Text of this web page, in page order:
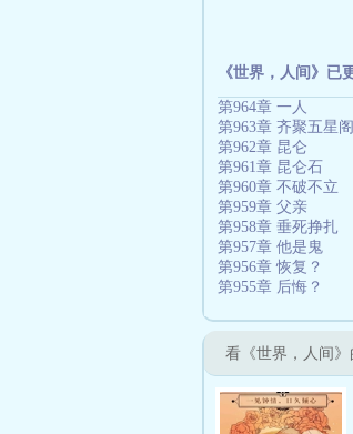
《世界，人间》已
第964章 一人
第963章 齐聚五星阁
第962章 昆仑
第961章 昆仑石
第960章 不破不立
第959章 父亲
第958章 垂死挣扎
第957章 他是鬼
第956章 恢复？
第955章 后悔？
看《世界，人间